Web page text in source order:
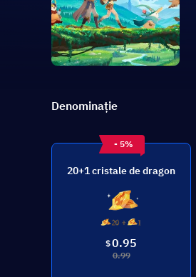
Denominație
- 5%
20+1 cristale de dragon
$0.95
0.99